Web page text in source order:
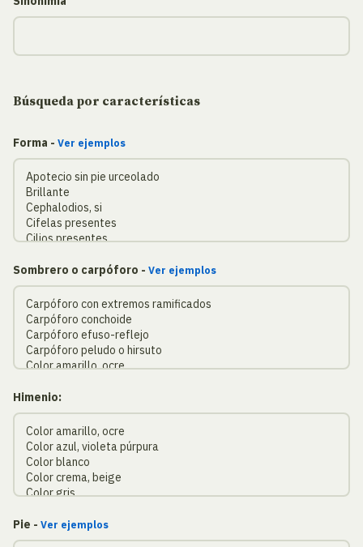
Búsqueda por características
Forma - Ver ejemplos
Sombrero o carpóforo - Ver ejemplos
Himenio:
Pie - Ver ejemplos